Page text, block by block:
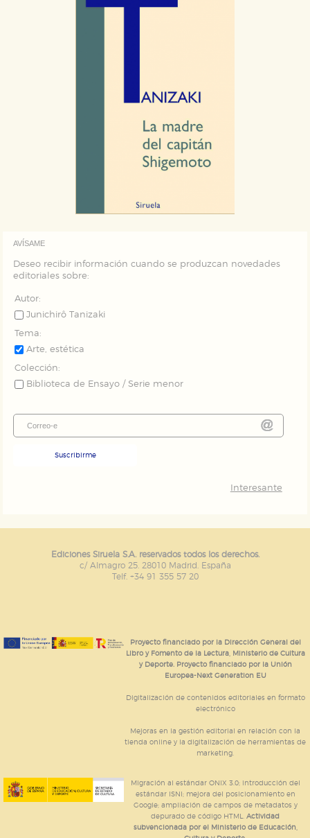
AVÍSAME
Deseo recibir información cuando se produzcan novedades
editoriales sobre:
Autor:
Junichirô Tanizaki
Tema:
Arte, estética
Colección:
Biblioteca de Ensayo / Serie menor
Suscribirme
Interesante
Ediciones Siruela S.A. reservados todos los derechos.
c/ Almagro 25. 28010 Madrid. España
Telf. +34 91 355 57 20
Proyecto financiado por la Dirección General del
Libro y Fomento de la Lectura, Ministerio de Cultura
y Deporte. Proyecto financiado por la Unión
Europea-Next Generation EU
Digitalización de contenidos editoriales en formato
electrónico
Mejoras en la gestión editorial en relación con la
tienda online y la digitalización de herramientas de
marketing.
Migración al estándar ONIX 3.0; introducción del
estándar ISNI; mejora del posicionamiento en
Google; ampliación de campos de metadatos y
depurado de código HTML.Actividad
subvencionada por el Ministerio de Educación,